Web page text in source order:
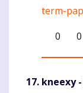
term-
0
0
kneexy-